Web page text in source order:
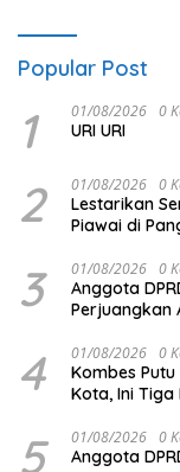
Popular Post
1 01/08/2026 0
URI URI
2 01/08/2026 0
Lestarikan
Piawai di
3 01/08/2026 0
Anggota
Perjuangkan
4 01/08/2026 0
Kombes
Kota, Ini
5 01/08/2026 0
Anggota